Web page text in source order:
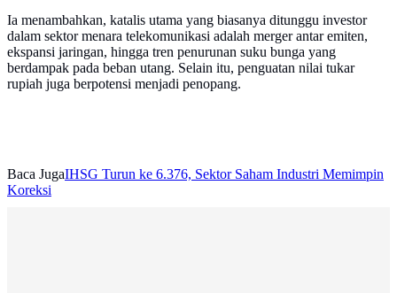
Ia menambahkan, katalis utama yang biasanya ditunggu investor
dalam sektor menara telekomunikasi adalah merger antar emiten,
ekspansi jaringan, hingga tren penurunan suku bunga yang
berdampak pada beban utang. Selain itu, penguatan nilai tukar
rupiah juga berpotensi menjadi penopang.
Baca JugaIHSG Turun ke 6.376, Sektor Saham Industri Memimpin
Koreksi